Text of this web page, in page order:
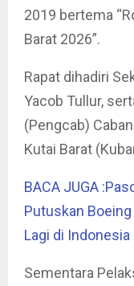
2019 bertema
Barat 2026”.
Rapat dihadiri
Yacob Tullur,
(Pengcab)
Kutai Barat
BACA JUGA
Putuskan
Lagi di Indonesia
Sementara